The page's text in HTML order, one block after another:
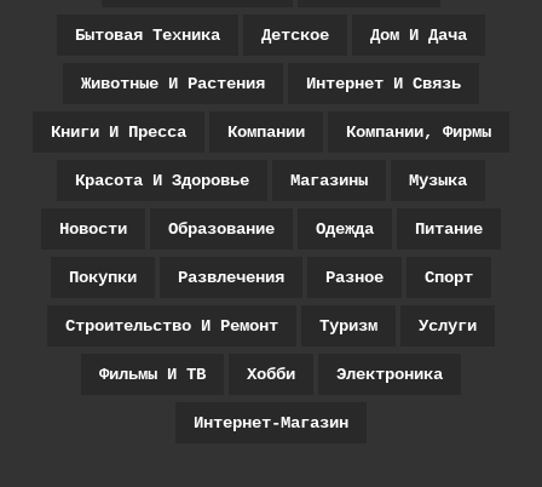
Бытовая Техника Детское Дом И Дача
Животные И Растения Интернет И Связь
Книги И Пресса Компании Компании, Фирмы
Красота И Здоровье Магазины Музыка
Новости Образование Одежда Питание
Покупки Развлечения Разное Спорт
Строительство И Ремонт Туризм Услуги
Фильмы И ТВ Хобби Электроника
Интернет-Магазин